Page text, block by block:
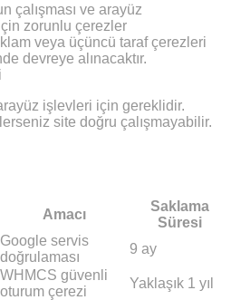
çalışması ve arayüz
zorunlu çerezler
veya üçüncü taraf çerezleri
devreye alınacaktır.
işlevleri için gereklidir.
site doğru çalışmayabilir.
Amacı
Saklama
Süresi
Google servis
doğrulaması
9 ay
WHMCS güvenli
oturum çerezi
Yaklaşık 1 yıl